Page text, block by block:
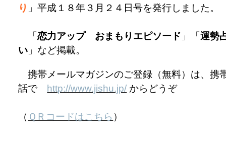
り 」平成１８年３月２４日号を発行しました。
「恋力アップ おまもりエピソード 」「運勢
い 」など掲載。
携帯メールマガジンのご登録（無料）は、携
話で http://www.jishu.jp/ からどうぞ
（ ＱＲコードはこちら ）